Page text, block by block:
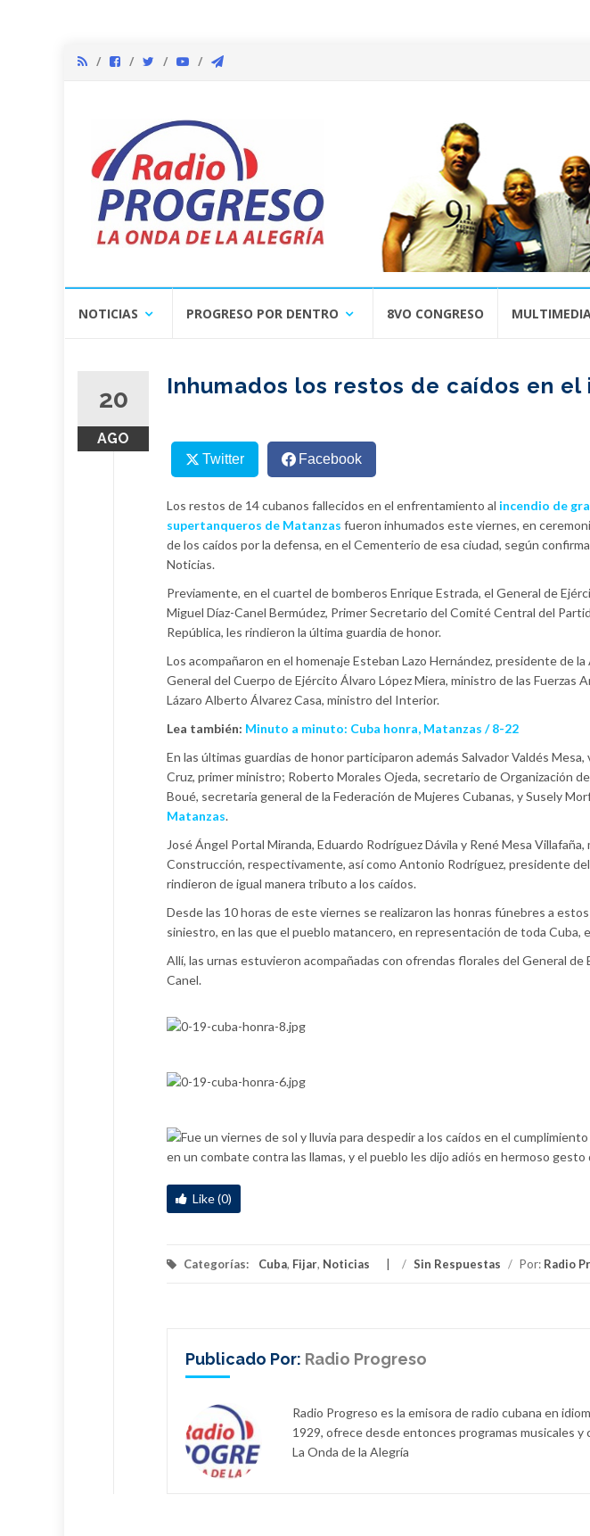
NOTICIAS PROGRESO POR DENTRO 8VO CONGRESO MULTIMEDIA
20
AGO
Inhumados los restos de caídos en el
Twitter Facebook
Los restos de 14 cubanos fallecidos en el enfrentamiento al incendio de
supertanqueros de Matanzas fueron inhumados este viernes, en
de los caídos por la defensa, en el Cementerio de esa ciudad, según
Noticias.
Previamente, en el cuartel de bomberos Enrique Estrada, el General de
Miguel Díaz-Canel Bermúdez, Primer Secretario del Comité Central del
República, les rindieron la última guardia de honor.
Los acompañaron en el homenaje Esteban Lazo Hernández, presidente de
General del Cuerpo de Ejército Álvaro López Miera, ministro de las Fuerzas
Lázaro Alberto Álvarez Casa, ministro del Interior.
Lea también: Minuto a minuto: Cuba honra, Matanzas / 8-22
En las últimas guardias de honor participaron además Salvador Valdés
Cruz, primer ministro; Roberto Morales Ojeda, secretario de Organización
Boué, secretaria general de la Federación de Mujeres Cubanas, y Susely
Matanzas.
José Ángel Portal Miranda, Eduardo Rodríguez Dávila y René Mesa
Construcción, respectivamente, así como Antonio Rodríguez, presidente
rindieron de igual manera tributo a los caídos.
Desde las 10 horas de este viernes se realizaron las honras fúnebres a
siniestro, en las que el pueblo matancero, en representación de toda
Allí, las urnas estuvieron acompañadas con ofrendas florales del General
Canel.
Like (0)
Categorías: Cuba, Fijar, Noticias / Sin Respuestas / Por: Radio
Publicado Por: Radio Progreso
Radio Progreso es la emisora de radio cubana en
1929, ofrece desde entonces programas musicales y
La Onda de la Alegría